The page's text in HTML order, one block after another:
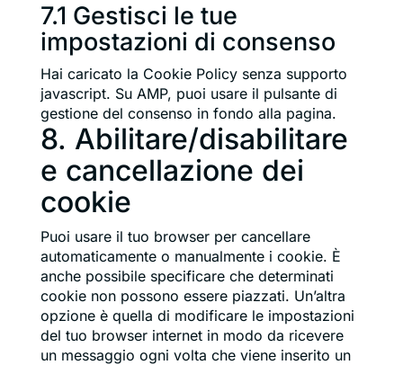
7.1 Gestisci le tue
impostazioni di consenso
Hai caricato la Cookie Policy senza supporto
javascript. Su AMP, puoi usare il pulsante di
gestione del consenso in fondo alla pagina.
8. Abilitare/disabilitare
e cancellazione dei
cookie
Puoi usare il tuo browser per cancellare
automaticamente o manualmente i cookie. È
anche possibile specificare che determinati
cookie non possono essere piazzati. Un’altra
opzione è quella di modificare le impostazioni
del tuo browser internet in modo da ricevere
un messaggio ogni volta che viene inserito un